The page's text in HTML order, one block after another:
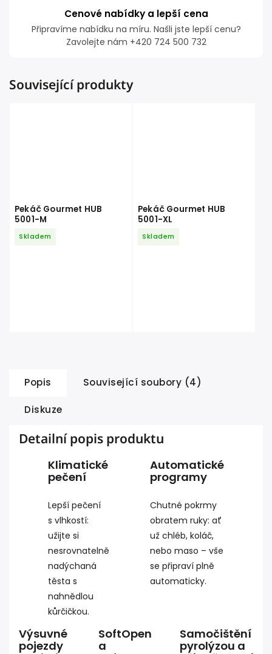
Cenové nabídky a lepší cena
Připravíme nabídku na míru. Našli jste lepší cenu?
Zavolejte nám +420 724 500 732
Související produkty
Pekáč Gourmet HUB
5001-M
Skladem
Pekáč Gourmet HUB
5001-XL
Skladem
Popis Související soubory (4)
Diskuze
Detailní popis produktu
Klimatické
pečení
Lepší pečení
s vlhkostí:
užijte si
nesrovnatelně
nadýchaná
těsta s
nahnědlou
kůrčičkou.
Automatické
programy
Chutné pokrmy
obratem ruky: ať
už chléb, koláč,
nebo maso – vše
se připraví plně
automaticky.
Výsuvné
pojezdy
SoftOpen
a
Samočištění
pyrolýzou a